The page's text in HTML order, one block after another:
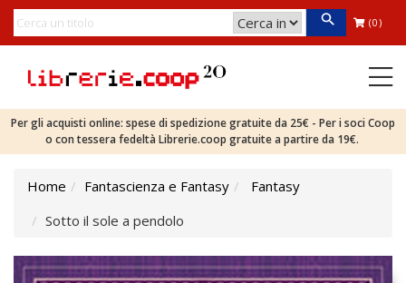
(0)
Per gli acquisti online: spese di spedizione gratuite da 25€ - Per i soci Coop
o con tessera fedeltà Librerie.coop gratuite a partire da 19€.
Home Fantascienza e Fantasy
Fantasy
Sotto il sole a pendolo